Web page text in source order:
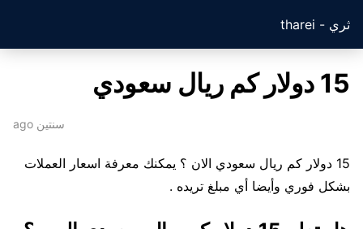
ثري - tharei
15 دولار كم ريال سعودي
سنتين ago
15 دولار كم ريال سعودي الان ؟ يمكنك معرفة اسعار العملات
بشكل فوري وأيضا أي مبلغ تريده .